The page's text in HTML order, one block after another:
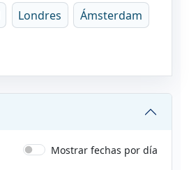
Londres Ámsterdam
Mostrar fechas por día